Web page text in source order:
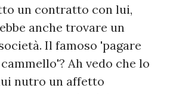
un contratto con lui,
anche trovare un
Il famoso 'pagare
Ah vedo che lo
nutro un affetto